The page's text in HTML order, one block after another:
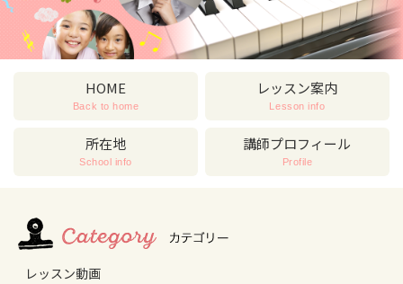
HOME
Back to home
レッスン案内
Lesson info
所在地
School info
講師プロフィール
Profile
レッスン動画